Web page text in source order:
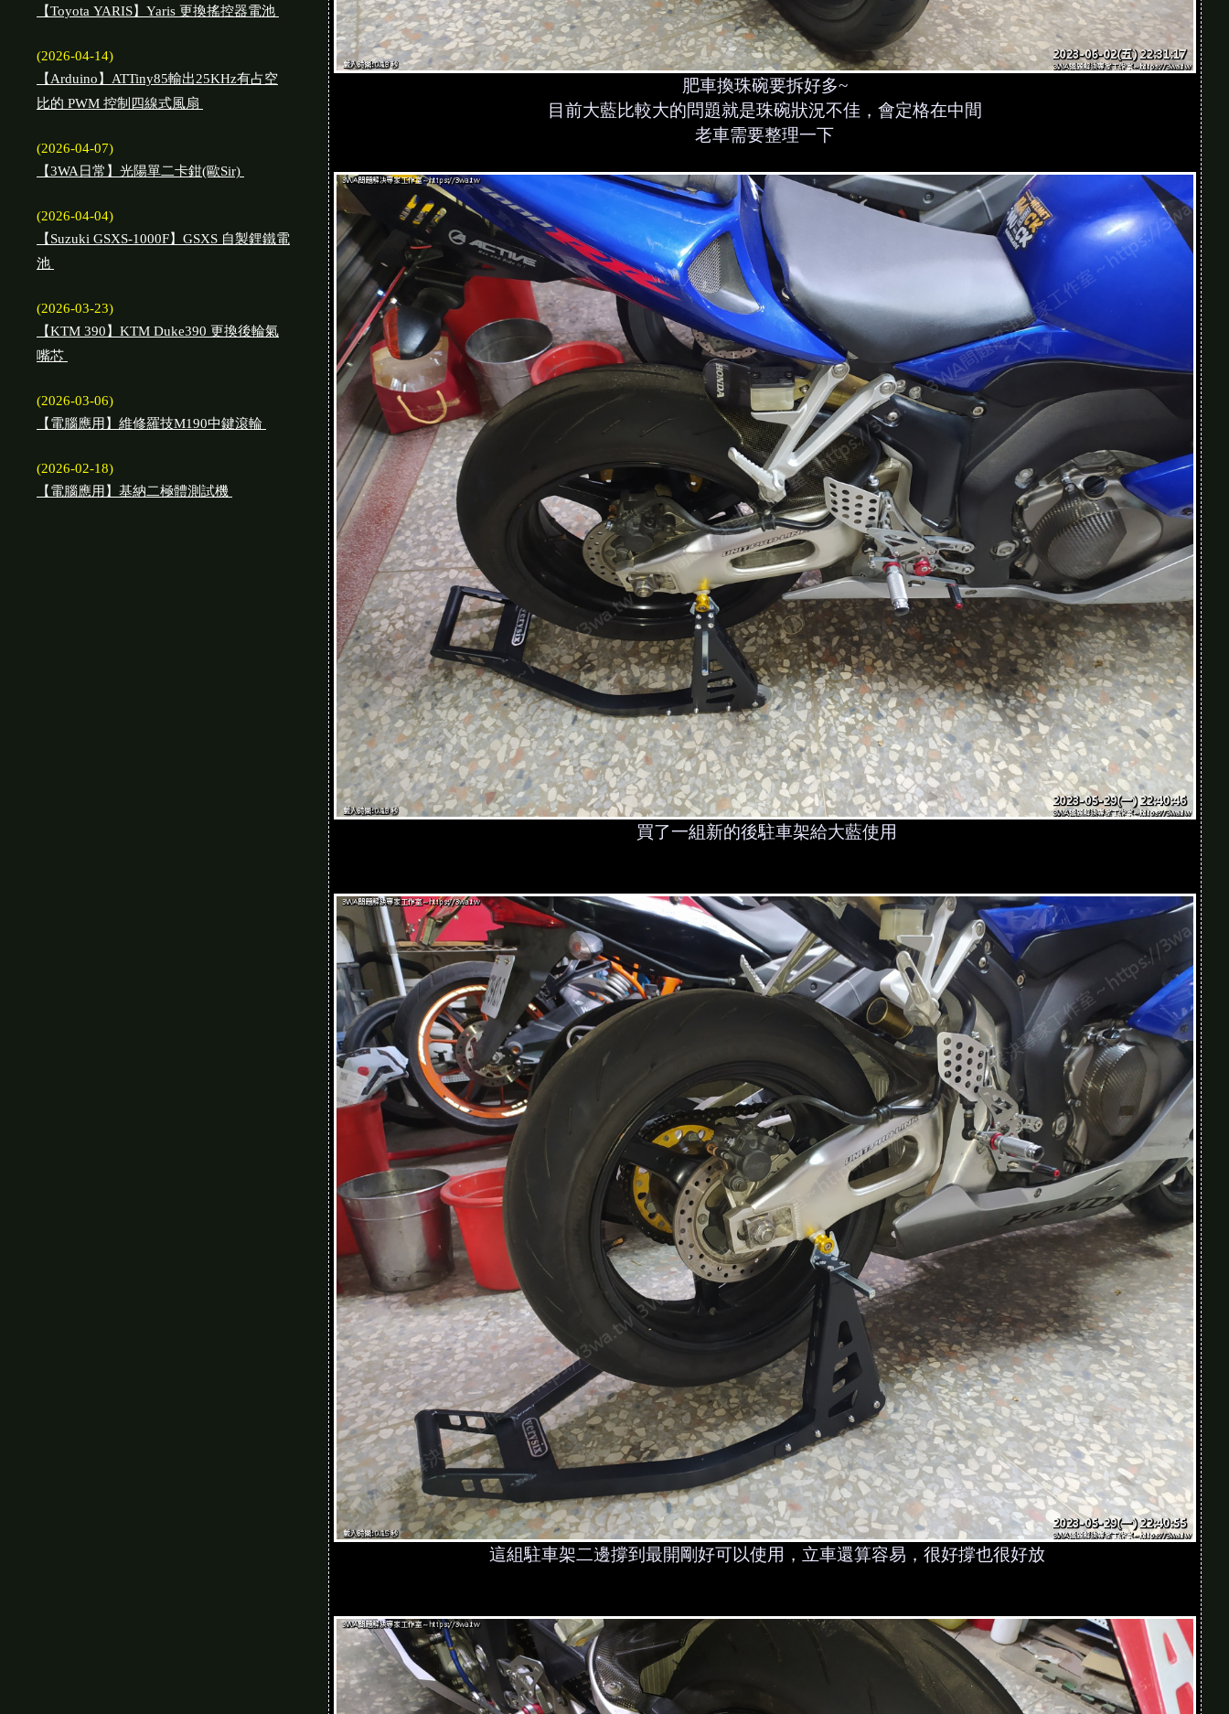
欸那你們拆珠碗的時候打不開怎麼辦？我之前拆過腳踏車頭碗都差點砸壞手，笑死。是不是有什麼
trick？
珠碗真的卡死的話，就是用長鑿刀一點一點慢慢敲，而且別直接打螺牙，記得上面先鎖個舊螺帽保護
菜菜
我有看到你們用色紙補防塵墊，這是 DIY 小撇步嗎？還是其實應該直接換新的會比較好？
丫賢
這個我也想問，因為像我的車有時候防塵墊老化，老師傅都叫我換新的，不過臨時補救真的是只能自
己想辦法對吧？
阿澄姐
臨時補救可以頂一下，但只要有機會，還是建議換新件比較保險。像這次只是先用三秒膠黏補，後續
還是要檢查有沒有漏油漏水。
阿哲
喔對了，那你們這一拆，前輪跟卡鉗那些都要一次拆下來喔？我如果學會，下次偷拆家裡那台，爸應
該會嚇死。
菜菜
欸阿哲，英文不是還沒考完？你現在拆機車，英文單字都背得住嗎？mechanical parts 不是你的罩門
嗎？
阿哲
哈哈哈菜菜你不要戳我啦，笑死，『三角台』英文要怎麼講啊？我都只會 triangle…欸不對齁。
菜菜
是 triple tree 或 steering yoke 啦～這種時候學英文比較有動力齁？
丫賢
其實我也是邊看邊學，感覺每台車都不太一樣，下次如果有機會，能不能讓我現場參加一起拆裝看
看？我會小心的！
阿澄姐
當然可以啊，下次有拆裝再 call 你們來體驗。今天先到這，Part 2 組裝篇再繼續，記得安全第一、工
具準備齊全，別鐵齒硬上。
肥車換珠碗要拆好多~
目前大藍比較大的問題就是珠碗狀況不佳，會定格在中間
老車需要整理一下
買了一組新的後駐車架給大藍使用
這組駐車架二邊撐到最開剛好可以使用，立車還算容易，很好撐也很好放
【Toyota YARIS】Yaris 更換搖控器電池
(2026-04-14)
【Arduino】ATTiny85輸出25KHz有占空
比的 PWM 控制四線式風扇
(2026-04-07)
【3WA日常】光陽單二卡鉗(歐Sir)
(2026-04-04)
【Suzuki GSXS-1000F】GSXS 自製鋰鐵電
池
(2026-03-23)
【KTM 390】KTM Duke390 更換後輪氣
嘴芯
(2026-03-06)
【電腦應用】維修羅技M190中鍵滾輪
(2026-02-18)
【電腦應用】基納二極體測試機